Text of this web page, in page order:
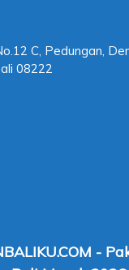
C, Pedungan,
08222
-